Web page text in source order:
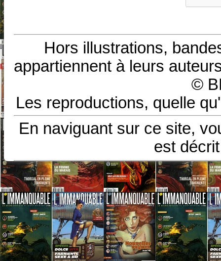
Hors illustrations,
appartiennent à leurs
©
Les reproductions, quelle
En naviguant sur ce site,
est